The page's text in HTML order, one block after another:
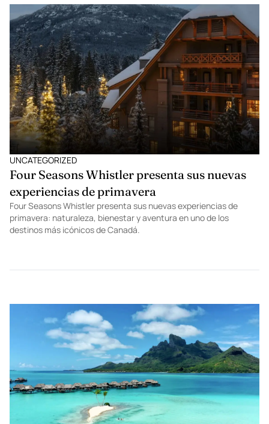
UNCATEGORIZED
Four Seasons Whistler presenta sus nuevas
experiencias de primavera
Four Seasons Whistler presenta sus nuevas experiencias de
primavera: naturaleza, bienestar y aventura en uno de los
destinos más icónicos de Canadá.